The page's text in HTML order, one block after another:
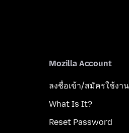
Mozilla Account
ลงชื่อเข้า/สมัครใช้งาน
What Is It?
Reset Password